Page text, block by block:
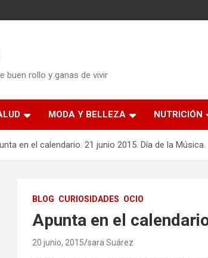
buen rollo y ganas de vivir
MODA Y BELLEZA NUTRICIÓN
en el calendario. 21 junio 2015. Día de la Música.
BLOG CURIOSIDADES OCIO
Apunta en el
20 junio, 2015 sara Suárez